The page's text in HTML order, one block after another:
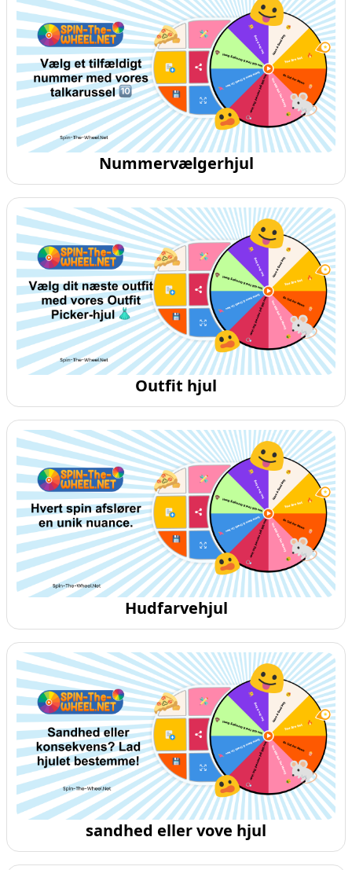
Nummervælgerhjul
Outfit hjul
Hudfarvehjul
sandhed eller vove hjul